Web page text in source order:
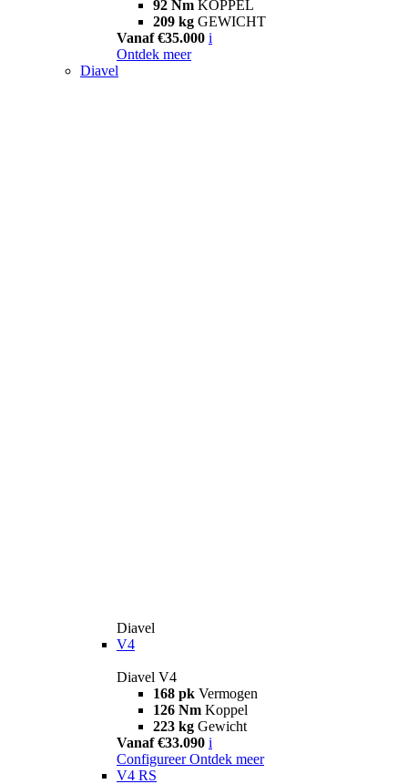
92 Nm KOPPEL
209 kg GEWICHT
Vanaf €35.000 i
Ontdek meer
Diavel
Diavel
V4
Diavel V4
168 pk Vermogen
126 Nm Koppel
223 kg Gewicht
Vanaf €33.090 i
Configureer Ontdek meer
V4 RS